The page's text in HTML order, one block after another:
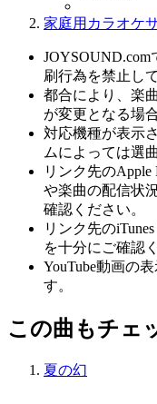
家庭用カラオケ
刷行為を禁止し
都合により、楽
が変更となる場
対応機種が表示
ムによっては選
リンク先のApple
や楽曲の配信状
確認ください。
リンク先の
を十分にご確認
YouTube動画の
す。
この曲もチェ
夏の幻